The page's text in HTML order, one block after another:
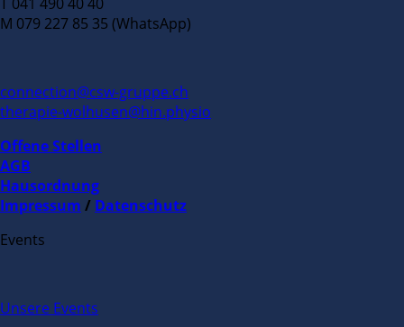
M 079 227 85 35 (WhatsApp)
connection@csw-gruppe.ch
therapie-wolhusen@hin.physio
Offene Stellen
AGB
Hausordnung
Impressum / Datenschutz
Events
Unsere Events